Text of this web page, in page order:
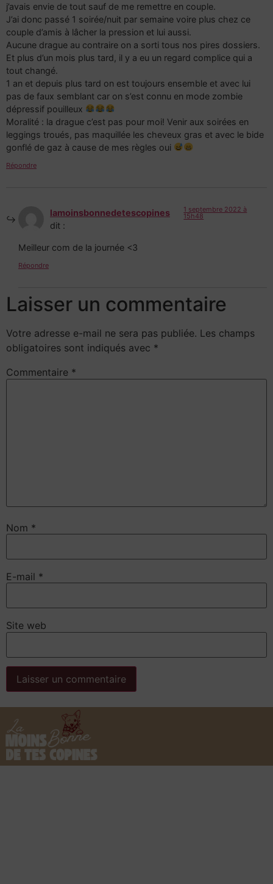
j’avais envie de tout sauf de me remettre en couple.
J’ai donc passé 1 soirée/nuit par semaine voire plus chez ce
couple d’amis à lâcher la pression et lui aussi.
Aucune drague au contraire on a sorti tous nos pires dossiers.
Et plus d’un mois plus tard, il y a eu un regard complice qui a
tout changé.
1 an et depuis plus tard on est toujours ensemble et avec lui
pas de faux semblant car on s’est connu en mode zombie
dépressif pouilleux
Moralité : la drague c’est pas pour moi! Venir aux soirées en
leggings troués, pas maquillée les cheveux gras et avec le bide
gonflé de gaz à cause de mes règles oui
Répondre
lamoinsbonnedetescopines
dit :
1 septembre 2022 à
15h48
Meilleur com de la journée <3
Répondre
Laisser un commentaire
Votre adresse e-mail ne sera pas publiée. Les champs
obligatoires sont indiqués avec *
Commentaire *
Nom *
E-mail *
Site web